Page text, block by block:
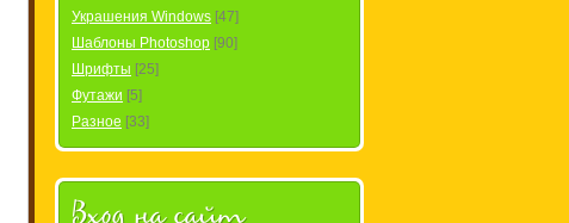
Украшения Windows [47]
Шаблоны Photoshop [90]
Шрифты [25]
Футажи [5]
Разное [33]